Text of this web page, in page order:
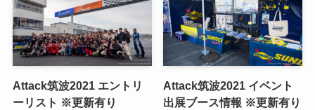
Attack筑波2021 エントリ
ーリスト ※更新有り
Attack筑波2021 イベント
出展ブース情報 ※更新有り